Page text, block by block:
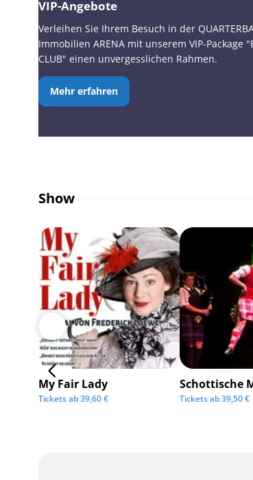
VIP-Angebote
Verleihen Sie Ihrem Besuch in der
Immobilien ARENA mit unserem VIP-Package
CLUB" einen unvergesslichen Rahmen.
Mehr erfahren
Show
My Fair Lady
Tickets ab39,60€
Schottische
Tickets ab39,50€